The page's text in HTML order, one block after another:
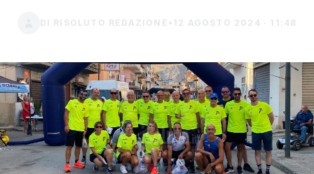
DI RISOLUTO REDAZIONE • 12 AGOSTO 2024 · 11:48